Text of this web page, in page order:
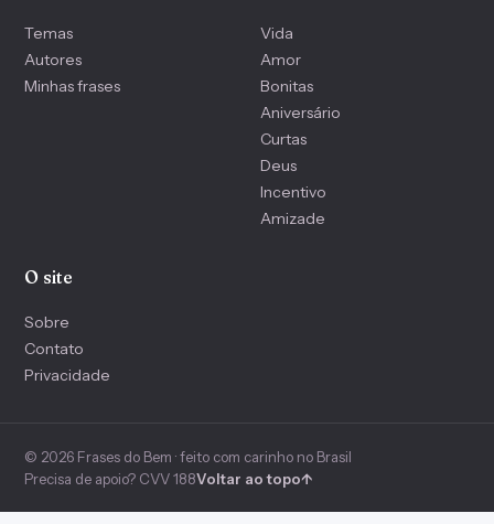
Temas
Autores
Minhas frases
Vida
Amor
Bonitas
Aniversário
Curtas
Deus
Incentivo
Amizade
O site
Sobre
Contato
Privacidade
© 2026 Frases do Bem · feito com carinho no Brasil
Precisa de apoio? CVV 188Voltar ao topo↑